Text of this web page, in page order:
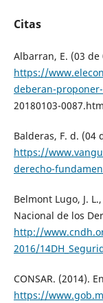
Citas
Albarran, E. (03 de
https://
deberan-
20180103-
Balderas, F. d. (04
https://
derecho-
Belmont Lugo, J.
Nacional de los
http://
2016/
CONSAR. (2014). En
https://